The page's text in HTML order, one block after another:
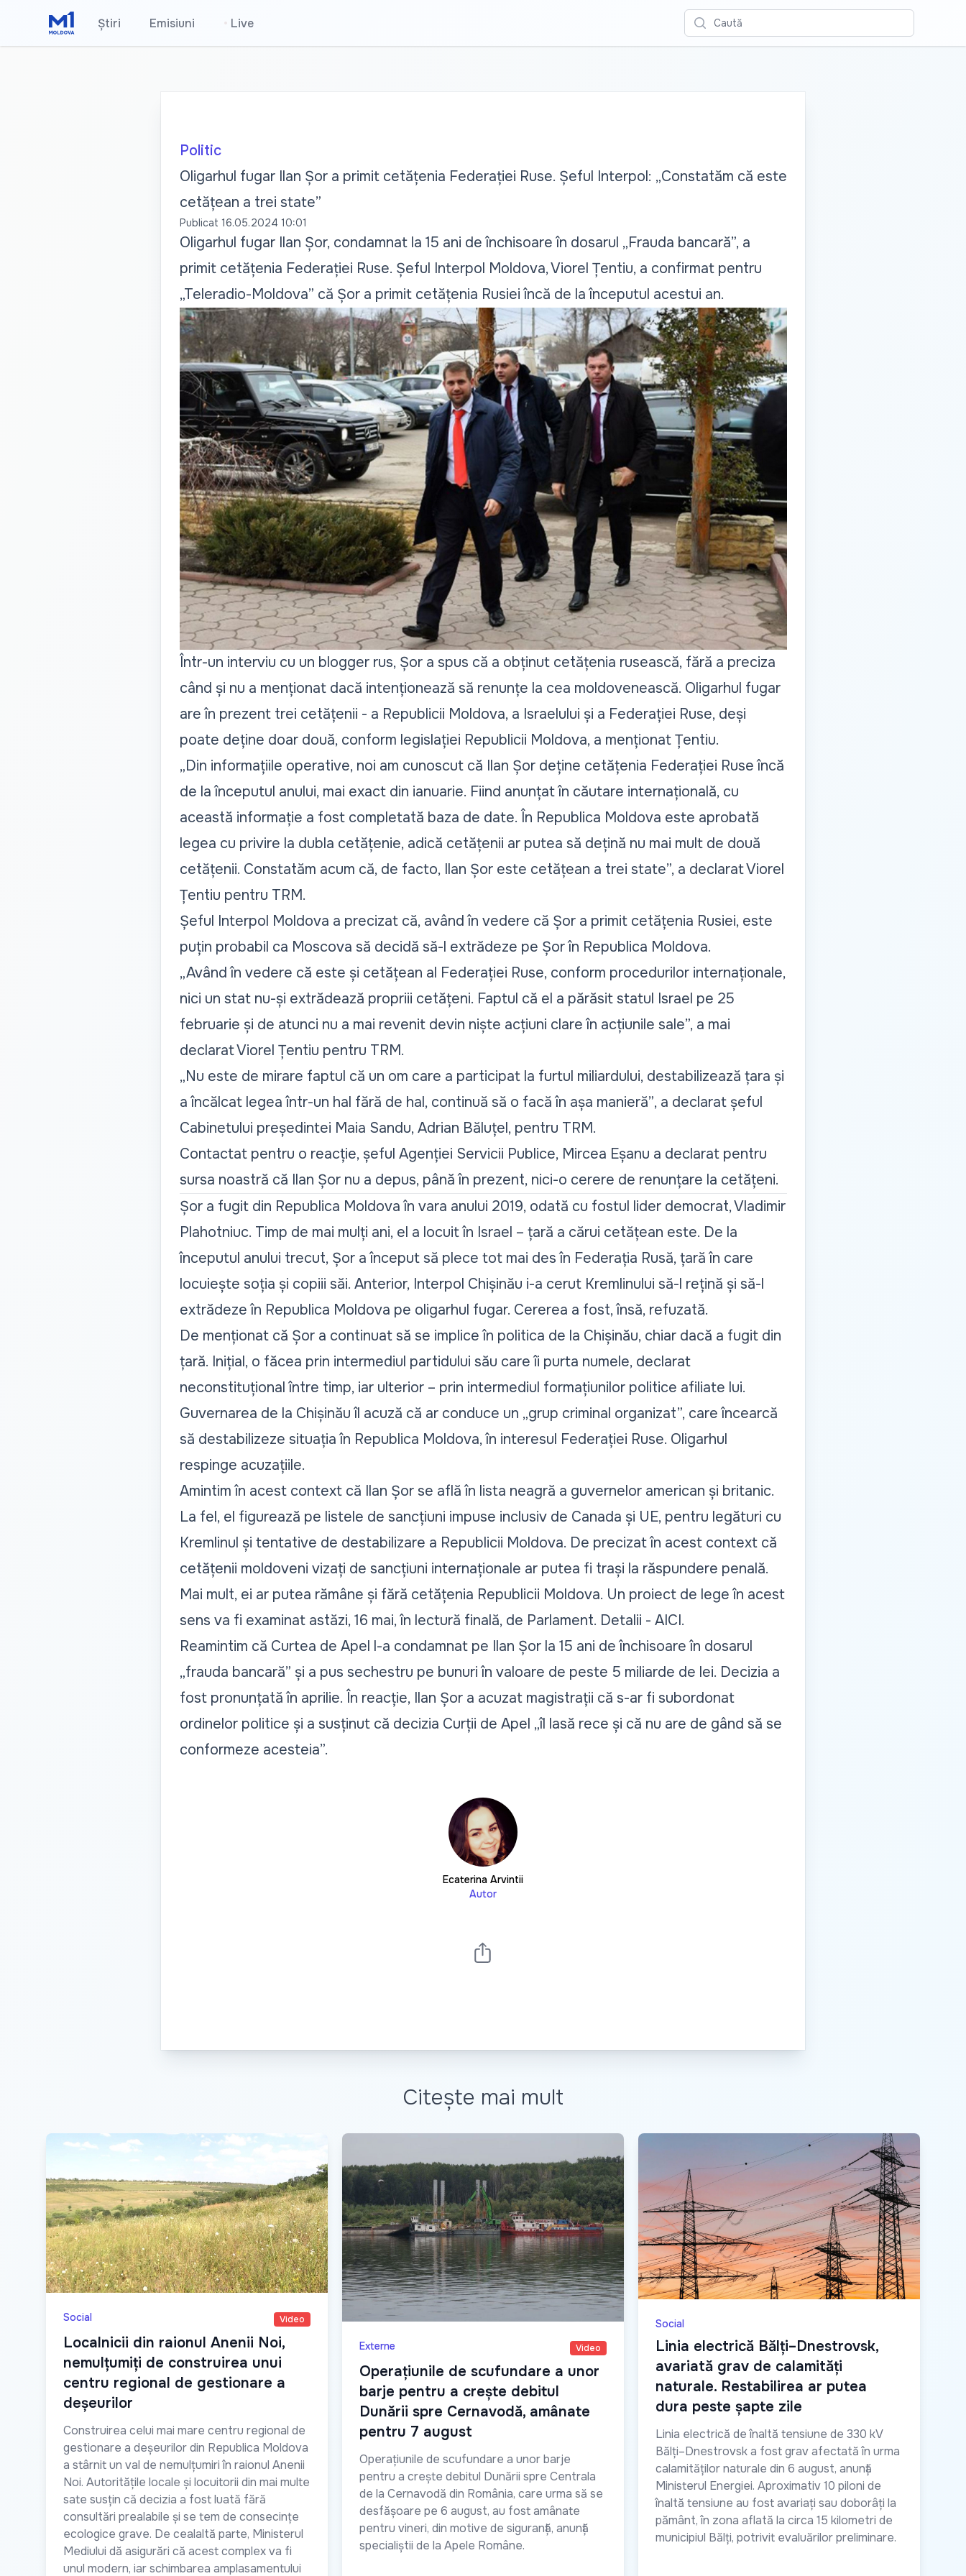
Știri Emisiuni • Live Caută
Politic
Oligarhul fugar Ilan Șor a primit cetățenia Federației Ruse. Șeful Interpol: „Constatăm că este
cetățean a trei state”
Publicat 16.05.2024 10:01
Oligarhul fugar Ilan Șor, condamnat la 15 ani de închisoare în dosarul „Frauda bancară”, a
primit cetățenia Federației Ruse. Șeful Interpol Moldova, Viorel Țentiu, a confirmat pentru
„Teleradio-Moldova” că Șor a primit cetățenia Rusiei încă de la începutul acestui an.
Într-un interviu cu un blogger rus, Șor a spus că a obținut cetățenia rusească, fără a preciza
când și nu a menționat dacă intenționează să renunțe la cea moldovenească. Oligarhul fugar
are în prezent trei cetățenii - a Republicii Moldova, a Israelului și a Federației Ruse, deși
poate deține doar două, conform legislației Republicii Moldova, a menționat Țentiu.
„Din informațiile operative, noi am cunoscut că Ilan Șor deține cetățenia Federației Ruse încă
de la începutul anului, mai exact din ianuarie. Fiind anunțat în căutare internațională, cu
această informație a fost completată baza de date. În Republica Moldova este aprobată
legea cu privire la dubla cetățenie, adică cetățenii ar putea să dețină nu mai mult de două
cetățenii. Constatăm acum că, de facto, Ilan Șor este cetățean a trei state”, a declarat Viorel
Țentiu pentru TRM.
Șeful Interpol Moldova a precizat că, având în vedere că Șor a primit cetățenia Rusiei, este
puțin probabil ca Moscova să decidă să-l extrădeze pe Șor în Republica Moldova.
„Având în vedere că este și cetățean al Federației Ruse, conform procedurilor internaționale,
nici un stat nu-și extrădează propriii cetățeni. Faptul că el a părăsit statul Israel pe 25
februarie și de atunci nu a mai revenit devin niște acțiuni clare în acțiunile sale”, a mai
declarat Viorel Țentiu pentru TRM.
„Nu este de mirare faptul că un om care a participat la furtul miliardului, destabilizează țara și
a încălcat legea într-un hal fără de hal, continuă să o facă în așa manieră”, a declarat șeful
Cabinetului președintei Maia Sandu, Adrian Băluțel, pentru TRM.
Contactat pentru o reacție, șeful Agenției Servicii Publice, Mircea Eșanu a declarat pentru
sursa noastră că Ilan Șor nu a depus, până în prezent, nici-o cerere de renunțare la cetățeni.
Șor a fugit din Republica Moldova în vara anului 2019, odată cu fostul lider democrat, Vladimir
Plahotniuc. Timp de mai mulți ani, el a locuit în Israel – țară a cărui cetățean este. De la
începutul anului trecut, Șor a început să plece tot mai des în Federația Rusă, țară în care
locuiește soția și copiii săi. Anterior, Interpol Chișinău i-a cerut Kremlinului să-l rețină și să-l
extrădeze în Republica Moldova pe oligarhul fugar. Cererea a fost, însă, refuzată.
De menționat că Șor a continuat să se implice în politica de la Chișinău, chiar dacă a fugit din
țară. Inițial, o făcea prin intermediul partidului său care îi purta numele, declarat
neconstituțional între timp, iar ulterior – prin intermediul formațiunilor politice afiliate lui.
Guvernarea de la Chișinău îl acuză că ar conduce un „grup criminal organizat”, care încearcă
să destabilizeze situația în Republica Moldova, în interesul Federației Ruse. Oligarhul
respinge acuzațiile.
Amintim în acest context că Ilan Șor se află în lista neagră a guvernelor american și britanic.
La fel, el figurează pe listele de sancțiuni impuse inclusiv de Canada și UE, pentru legături cu
Kremlinul și tentative de destabilizare a Republicii Moldova. De precizat în acest context că
cetățenii moldoveni vizați de sancțiuni internaționale ar putea fi trași la răspundere penală.
Mai mult, ei ar putea rămâne și fără cetățenia Republicii Moldova. Un proiect de lege în acest
sens va fi examinat astăzi, 16 mai, în lectură finală, de Parlament. Detalii - AICI.
Reamintim că Curtea de Apel l-a condamnat pe Ilan Șor la 15 ani de închisoare în dosarul
„frauda bancară” și a pus sechestru pe bunuri în valoare de peste 5 miliarde de lei. Decizia a
fost pronunțată în aprilie. În reacție, Ilan Șor a acuzat magistrații că s-ar fi subordonat
ordinelor politice și a susținut că decizia Curții de Apel „îl lasă rece și că nu are de gând să se
conformeze acesteia”.
Ecaterina Arvintii
Autor
Citește mai mult
Social Video
Localnicii din raionul Anenii Noi,
nemulțumiți de construirea unui
centru regional de gestionare a
deșeurilor
Construirea celui mai mare centru regional de
gestionare a deșeurilor din Republica Moldova
a stârnit un val de nemulțumiri în raionul Anenii
Noi. Autoritățile locale și locuitorii din mai multe
sate susțin că decizia a fost luată fără
consultări prealabile și se tem de consecințe
ecologice grave. De cealaltă parte, Ministerul
Mediului dă asigurări că acest complex va fi
unul modern, iar schimbarea amplasamentului
Externe Video
Operațiunile de scufundare a unor
barje pentru a crește debitul
Dunării spre Cernavodă, amânate
pentru 7 august
Operațiunile de scufundare a unor barje
pentru a crește debitul Dunării spre Centrala
de la Cernavodă din România, care urma să se
desfășoare pe 6 august, au fost amânate
pentru vineri, din motive de siguranță, anunță
specialiștii de la Apele Române.
Social
Linia electrică Bălți–Dnestrovsk,
avariată grav de calamități
naturale. Restabilirea ar putea
dura peste șapte zile
Linia electrică de înaltă tensiune de 330 kV
Bălți–Dnestrovsk a fost grav afectată în urma
calamităților naturale din 6 august, anunță
Ministerul Energiei. Aproximativ 10 piloni de
înaltă tensiune au fost avariați sau doborâți la
pământ, în zona aflată la circa 15 kilometri de
municipiul Bălți, potrivit evaluărilor preliminare.